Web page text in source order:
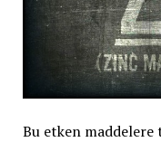
Bu etken